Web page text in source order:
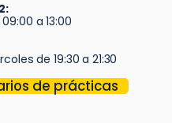
a 13:00
de 19:30 a 21:30
de prácticas